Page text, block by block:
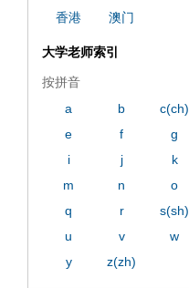
香港
澳门
大学老师索引
按拼音
a
b c(ch)
e
f g
i
j k
m
n o
q
r s(sh)
u
v w
y
z(zh)